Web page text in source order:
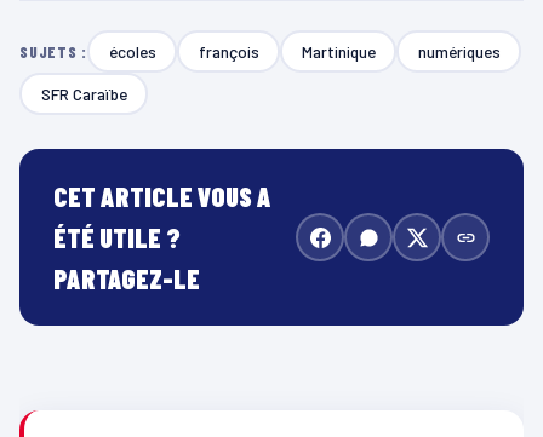
SUJETS : écoles françois Martinique numériques
SFR Caraïbe
CET ARTICLE VOUS A
ÉTÉ UTILE ?
PARTAGEZ-LE